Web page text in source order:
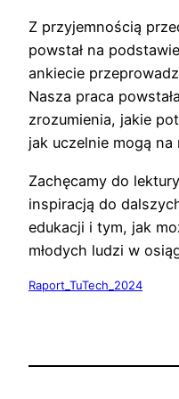
Z przyjemnością
powstał na
ankiecie
Nasza praca
zrozumienia, jakie
jak uczelnie mogą
Zachęcamy do
inspiracją do
edukacji i tym, jak
młodych ludzi w
Raport_TuTech_2024